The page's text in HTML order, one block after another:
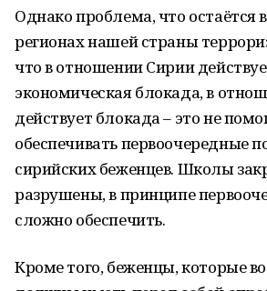
Однако проблема, что остаётся
регионах нашей страны
что в отношении Сирии
экономическая блокада, в
действует блокада – это не
обеспечивать первоочередные
сирийских беженцев. Школы
разрушены, в принципе
сложно обеспечить.
Кроме того, беженцы, которые